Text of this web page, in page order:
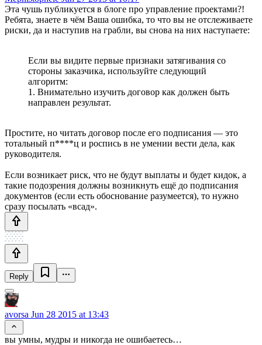
Эта чушь публикуется в блоге про управление проектами?!
Ребята, знаете в чём Ваша ошибка, то что вы не отслеживаете
риски, да и наступив на грабли, вы снова на них наступаете:
Если вы видите первые признаки затягивания со
стороны заказчика, используйте следующий
алгоритм:
1. Внимательно изучить договор как должен быть
направлен результат.
Простите, но читать договор после его подписания — это
тотальный п****ц и роспись в не умении вести дела, как
руководителя.
Если возникает риск, что не будут выплаты и будет кидок, а
такие подозрения должны возникнуть ещё до подписания
документов (если есть обоснование разумеется), то нужно
сразу посылать «всад».
Reply
avorsa Jun 28 2015 at 13:43
вы умны, мудры и никогда не ошибаетесь…